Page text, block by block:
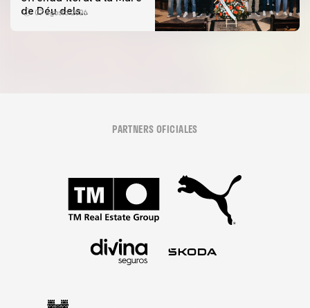
de Déu dels
07 agosto 2026
PARTNERS OFICIALES